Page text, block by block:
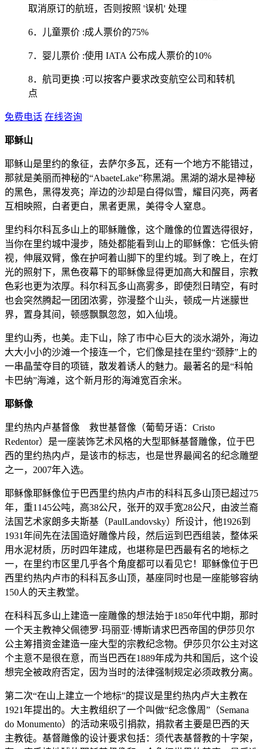
取消原订的航班，否则按照 '误机' 处理
6．儿童票价 :成人票价的75%
7．婴儿票价 :使用 IATA 公布成人票价的10%
8．航司更换 :可以按客户要求改变航空公司和转机
点
免费电话 在线咨询
耶稣山
耶稣山是里约的象征，去萨尔多瓦，还有一个地方不能错过，
那就是美丽而神秘的“AbaeteLake”称黑湖。黑湖的湖水是神秘
的黑色，黑得发亮；岸边的沙却是白得似雪，耀目闪亮，两者
互相映照，白者更白，黑者更黑，美得令人窒息。
里约科尔科瓦多山上的耶稣雕像，这个雕像的位置选得很好，
当你在里约城中漫步，随处都能看到山上的耶稣像：它低头俯
视，伸展双臂，像在护呵着山脚下的里约城。到了晚上，在灯
光的照射下，黑色夜幕下的耶稣像显得更加高大和醒目，宗教
色彩也更为浓厚。科尔科瓦多山高雾多，即使烈日晴空，有时
也会突然腾起一团团浓雾，弥漫整个山头，顿成一片迷朦世
界，置身其间，顿感飘飘忽忽，如入仙境。
里约山秀，也美。走下山，除了市中心巨大的淡水湖外，海边
大大小小的沙滩一个接连一个，它们像是挂在里约“颈脖”上的
一串晶莹夺目的项链，散发着诱人的魅力。最著名的是“科帕
卡巴纳”海滩，这个新月形的海滩宽百余米。
耶稣像
里约热内卢基督像 救世基督像（葡萄牙语：Cristo
Redentor）是一座装饰艺术风格的大型耶稣基督雕像，位于巴
西的里约热内卢，是该市的标志，也是世界最闻名的纪念雕塑
之一，2007年入选。
耶稣像耶稣像位于巴西里约热内卢市的科科瓦多山顶已超过75
年，重1145公吨，高38公尺，张开的双手宽28公尺，由波兰裔
法国艺术家朗多夫斯基（PaulLandovsky）所设计，他1926到
1931年间先在法国造好雕像片段，然后运到巴西组装，整体采
用水泥材质，历时四年建成，也堪称是巴西最有名的地标之
一，在里约市区里几乎各个角度都可以看见它！耶稣像位于巴
西里约热内卢市的科科瓦多山顶，基座同时也是一座能够容纳
150人的天主教堂。
在科科瓦多山上建造一座雕像的想法始于1850年代中期，那时
一个天主教神父佩德罗·玛丽亚·博斯请求巴西帝国的伊莎贝尔
公主筹措资金建造一座大型的宗教纪念物。伊莎贝尔公主对这
个主意不是很在意，而当巴西在1889年成为共和国后，这个设
想完全被政府否定，因为当时的法律强制规定必须政教分离。
第二次“在山上建立一个地标”的提议是里约热内卢大主教在
1921年提出的。大主教组织了一个叫做“纪念像周”（Semana
do Monumento）的活动来吸引捐款，捐款者主要是巴西的天
主教徒。基督雕像的设计要求包括：须代表基督教的十字架，